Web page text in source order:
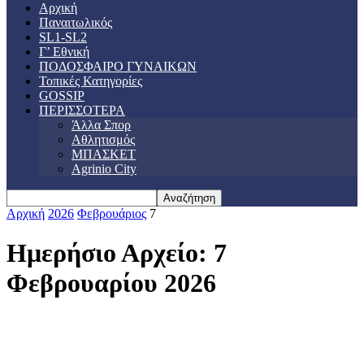
Αρχική
Παναιτωλικός
SL1-SL2
Γ’ Εθνική
ΠΟΔΟΣΦΑΙΡΟ ΓΥΝΑΙΚΩΝ
Τοπικές Κατηγορίες
GOSSIP
ΠΕΡΙΣΣΟΤΕΡΑ
Άλλα Σπορ
Αθλητισμός
ΜΠΑΣΚΕΤ
Agrinio City
Αρχική 2026 Φεβρουάριος 7
Ημερήσιο Αρχείο: 7
Φεβρουαρίου 2026